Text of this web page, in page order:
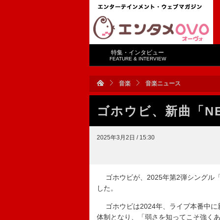
特集・インタビュー
FEATURE & INTERVIEW
音楽 音楽ニュース
ゴホウビ、新曲「
2025年3月2日 / 15:30
ゴホウビが、2025年第2弾シングル
した。
ゴホウビは2024年、ライブ本番中に
体制となり、「弱さを知ってこそ強く